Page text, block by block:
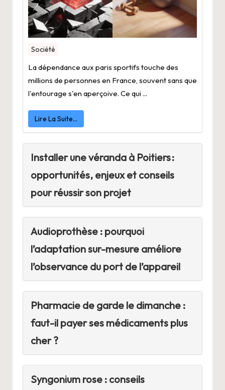
Société
La dépendance aux paris sportifs touche des
millions de personnes en France, souvent sans que
l'entourage s'en aperçoive. Ce qui ...
Lire La Suite…
Installer une véranda à Poitiers :
opportunités, enjeux et conseils
pour réussir son projet
Audioprothèse : pourquoi
l’adaptation sur-mesure améliore
l’observance du port de l’appareil
Pharmacie de garde le dimanche :
faut-il payer ses médicaments plus
cher ?
Syngonium rose : conseils